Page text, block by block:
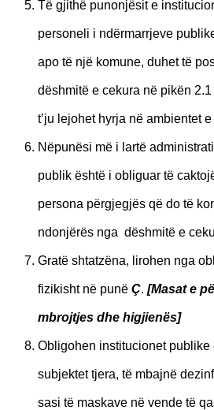
Të gjithë punonjësit e
personeli i ndërmarrjeve
apo të një komune, duhet të
dëshmitë e cekura në pikën
t’ju lejohet hyrja në ambientet
Nëpunësi më i lartë
publik është i obliguar të
persona përgjegjës që do të
ndonjërës nga dëshmitë e
Gratë shtatzëna, lirohen nga
fizikisht në punë Ç. [Masat e
mbrojtjes dhe higjienës]
Obligohen institucionet publike
subjektet tjera, të mbajnë
sasi të maskave në vende të